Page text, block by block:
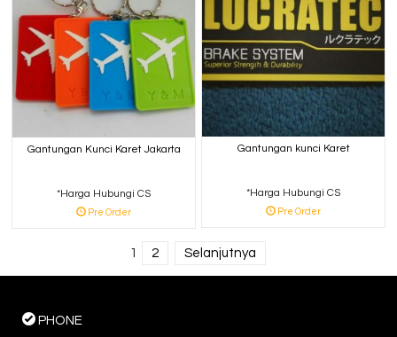
Gantungan kunci Karet
*Harga Hubungi CS
Pre Order
Gantungan Kunci Karet Jakarta
*Harga Hubungi CS
Pre Order
1 2 Selanjutnya
PHONE